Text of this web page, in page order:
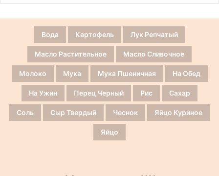
Вода Картофель Лук Репчатый
Масло Растительное Масло Сливочное
Молоко Мука Мука Пшеничная На Обед
На Ужин Перец Черный Рис Сахар
Соль Сыр Твердый Чеснок Яйцо Куриное
Яйцо